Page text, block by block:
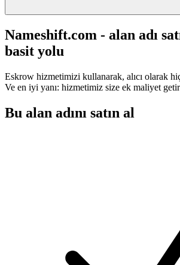
Nameshift.com - alan adı
basit yolu
Eskrow hizmetimizi kullanarak, alıcı olarak
Ve en iyi yanı: hizmetimiz size ek maliyet
Bu alan adını satın al